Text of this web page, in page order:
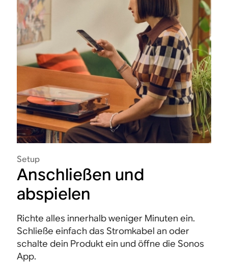
Setup
Anschließen und
abspielen
Richte alles innerhalb weniger Minuten ein.
Schließe einfach das Stromkabel an oder
schalte dein Produkt ein und öffne die Sonos
App.